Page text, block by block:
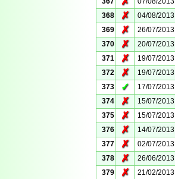
368
✗ 04/08/2013
369
✗ 26/07/2013
370
✗ 20/07/2013
371
✗ 19/07/2013
372
✗ 19/07/2013
373
✓ 17/07/2013
374
✗ 15/07/2013
375
✗ 15/07/2013
376
✗ 14/07/2013
377
✗ 02/07/2013
378
✗ 26/06/2013
379
✗ 21/02/2013